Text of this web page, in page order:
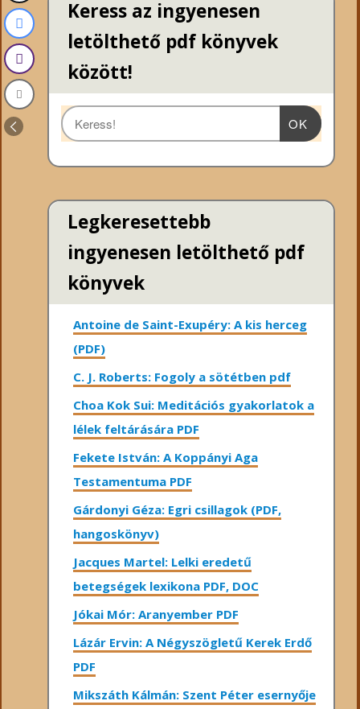
Keress az ingyenesen
letölthető pdf könyvek
között!
OK
Legkeresettebb
ingyenesen letölthető pdf
könyvek
Antoine de Saint-Exupéry: A kis herceg
(PDF)
C. J. Roberts: Fogoly a sötétben pdf
Choa Kok Sui: Meditációs gyakorlatok a
lélek feltárására PDF
Fekete István: A Koppányi Aga
Testamentuma PDF
Gárdonyi Géza: Egri csillagok (PDF,
hangoskönyv)
Jacques Martel: Lelki eredetű
betegségek lexikona PDF, DOC
Jókai Mór: Aranyember PDF
Lázár Ervin: A Négyszögletű Kerek Erdő
PDF
Mikszáth Kálmán: Szent Péter esernyője